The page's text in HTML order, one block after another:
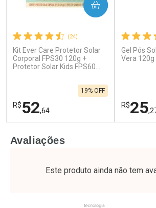
(24)
Kit Ever Care Protetor Solar
Corporal FPS30 120g +
Protetor Solar Kids FPS60
R$52,64
19% OFF
COMPRAR
Laboratório
Por Menos
Gel Pós
Vera 120g
R$25
Por
Avaliações
Este produto ainda não tem